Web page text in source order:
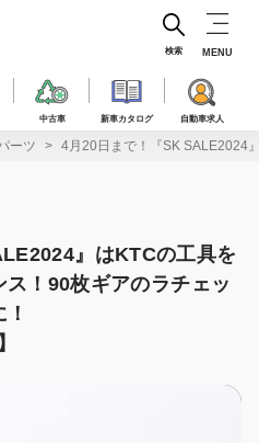
中古車 新車カタログ 自動車求人
検索 MENU
ーツ 4月20日まで！『SK SALE2024
』はKTCの工具を
！90枚ギアのラチェッ